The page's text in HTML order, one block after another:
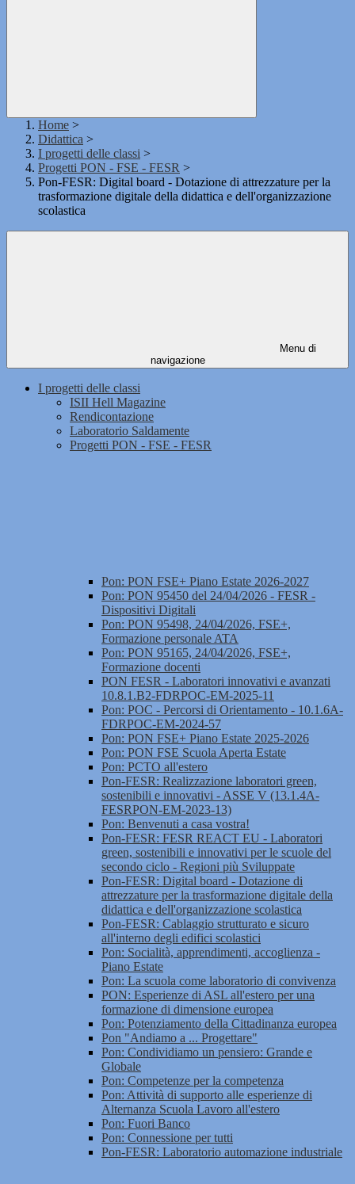
Home >
Didattica >
I progetti delle classi >
Progetti PON - FSE - FESR >
Pon-FESR: Digital board - Dotazione di attrezzature per la
trasformazione digitale della didattica e dell'organizzazione
scolastica
Menu di
navigazione
I progetti delle classi
ISII Hell Magazine
Rendicontazione
Laboratorio Saldamente
Progetti PON - FSE - FESR
Pon: PON FSE+ Piano Estate 2026-2027
Pon: PON 95450 del 24/04/2026 - FESR -
Dispositivi Digitali
Pon: PON 95498, 24/04/2026, FSE+,
Formazione personale ATA
Pon: PON 95165, 24/04/2026, FSE+,
Formazione docenti
PON FESR - Laboratori innovativi e avanzati
10.8.1.B2-FDRPOC-EM-2025-11
Pon: POC - Percorsi di Orientamento - 10.1.6A-
FDRPOC-EM-2024-57
Pon: PON FSE+ Piano Estate 2025-2026
Pon: PON FSE Scuola Aperta Estate
Pon: PCTO all'estero
Pon-FESR: Realizzazione laboratori green,
sostenibili e innovativi - ASSE V (13.1.4A-
FESRPON-EM-2023-13)
Pon: Benvenuti a casa vostra!
Pon-FESR: FESR REACT EU - Laboratori
green, sostenibili e innovativi per le scuole del
secondo ciclo - Regioni più Sviluppate
Pon-FESR: Digital board - Dotazione di
attrezzature per la trasformazione digitale della
didattica e dell'organizzazione scolastica
Pon-FESR: Cablaggio strutturato e sicuro
all'interno degli edifici scolastici
Pon: Socialità, apprendimenti, accoglienza -
Piano Estate
Pon: La scuola come laboratorio di convivenza
PON: Esperienze di ASL all'estero per una
formazione di dimensione europea
Pon: Potenziamento della Cittadinanza europea
Pon "Andiamo a ... Progettare"
Pon: Condividiamo un pensiero: Grande e
Globale
Pon: Competenze per la competenza
Pon: Attività di supporto alle esperienze di
Alternanza Scuola Lavoro all'estero
Pon: Fuori Banco
Pon: Connessione per tutti
Pon-FESR: Laboratorio automazione industriale